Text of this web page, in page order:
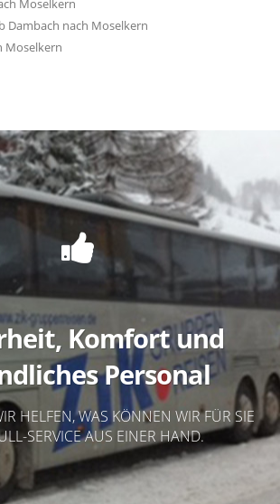
Moselkern
Dambach nach Moselkern
Moselkern
Komfort und
Personal
HELFEN, WAS KÖNNEN WIR FÜR SIE
SERVICE AUS EINER HAND.